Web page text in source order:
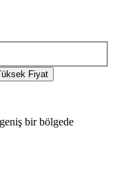
Fiyat
bir bölgede